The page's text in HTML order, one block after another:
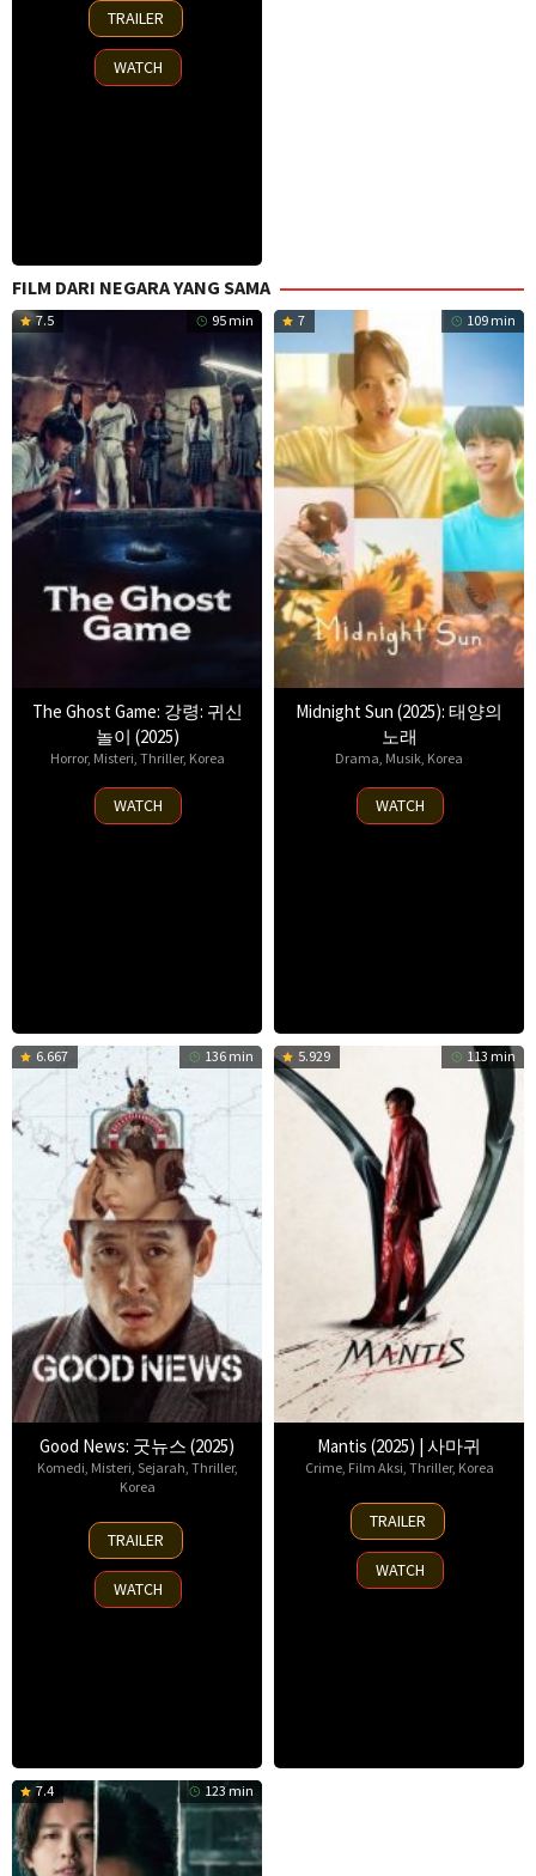
30
Oct
2025
TRAILER
WATCH
FILM DARI NEGARA YANG SAMA
7.5 95 min
The Ghost Game: 강령: 귀신
놀이 (2025)
Horror, Misteri Thriller, Korea
6
Aug
WATCH
7 109 min
Midnight Sun (2025): 태양의
노래
Drama Musik Korea
16
May
WATCH
6.667 136 min
Good News: 굿뉴스 (2025)
Komedi, Misteri, Sejarah, Thriller,
Korea
5
Sep
2025
TRAILER
WATCH
5.929 113 min
Mantis (2025) | 사마귀
Crime, Film Aksi, Thriller, Korea
26
Sep
2025
TRAILER
WATCH
7.4 123 min